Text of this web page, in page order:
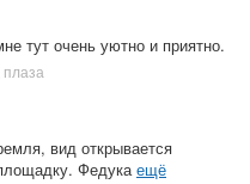
тут очень уютно и приятно.
вид открывается
Федукаещё